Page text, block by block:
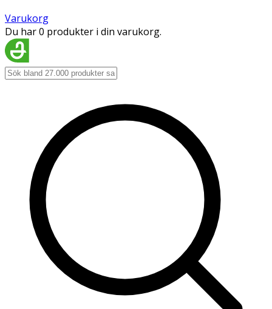
Varukorg
Du har 0 produkter i din varukorg.